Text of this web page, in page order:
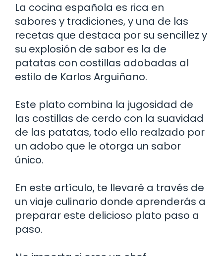
La cocina española es rica en
sabores y tradiciones, y una de las
recetas que destaca por su sencillez y
su explosión de sabor es la de
patatas con costillas adobadas al
estilo de Karlos Arguiñano.
Este plato combina la jugosidad de
las costillas de cerdo con la suavidad
de las patatas, todo ello realzado por
un adobo que le otorga un sabor
único.
En este artículo, te llevaré a través de
un viaje culinario donde aprenderás a
preparar este delicioso plato paso a
paso.